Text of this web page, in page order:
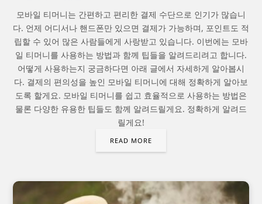
모바일 티머니는 간편하고 편리한 결제 수단으로 인기가 많습니
다. 언제 어디서나 핸드폰만 있으면 결제가 가능하며, 포인트도 적
립할 수 있어 많은 사람들에게 사랑받고 있습니다. 이번에는 모바
일 티머니를 사용하는 방법과 함께 팁들을 알려드리려고 합니다.
어떻게 사용하는지 궁금하다면 아래 글에서 자세하게 알아봅시
다. 결제의 편의성을 높인 모바일 티머니에 대해 정확하게 알아보
도록 할게요. 모바일 티머니를 쉽고 효율적으로 사용하는 방법은
물론 다양한 유용한 팁들도 함께 알려드릴게요. 정확하게 알려드
릴게요!
READ MORE